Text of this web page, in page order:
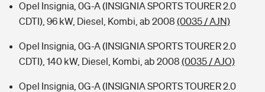
Opel Insignia, 0G-A (INSIGNIA SPORTS TOURER 2.0
CDTI), 96 kW, Diesel, Kombi, ab 2008 (0035 / AJN)
Opel Insignia, 0G-A (INSIGNIA SPORTS TOURER 2.0
CDTI), 140 kW, Diesel, Kombi, ab 2008 (0035 / AJO)
Opel Insignia, 0G-A (INSIGNIA SPORTS TOURER 2.0